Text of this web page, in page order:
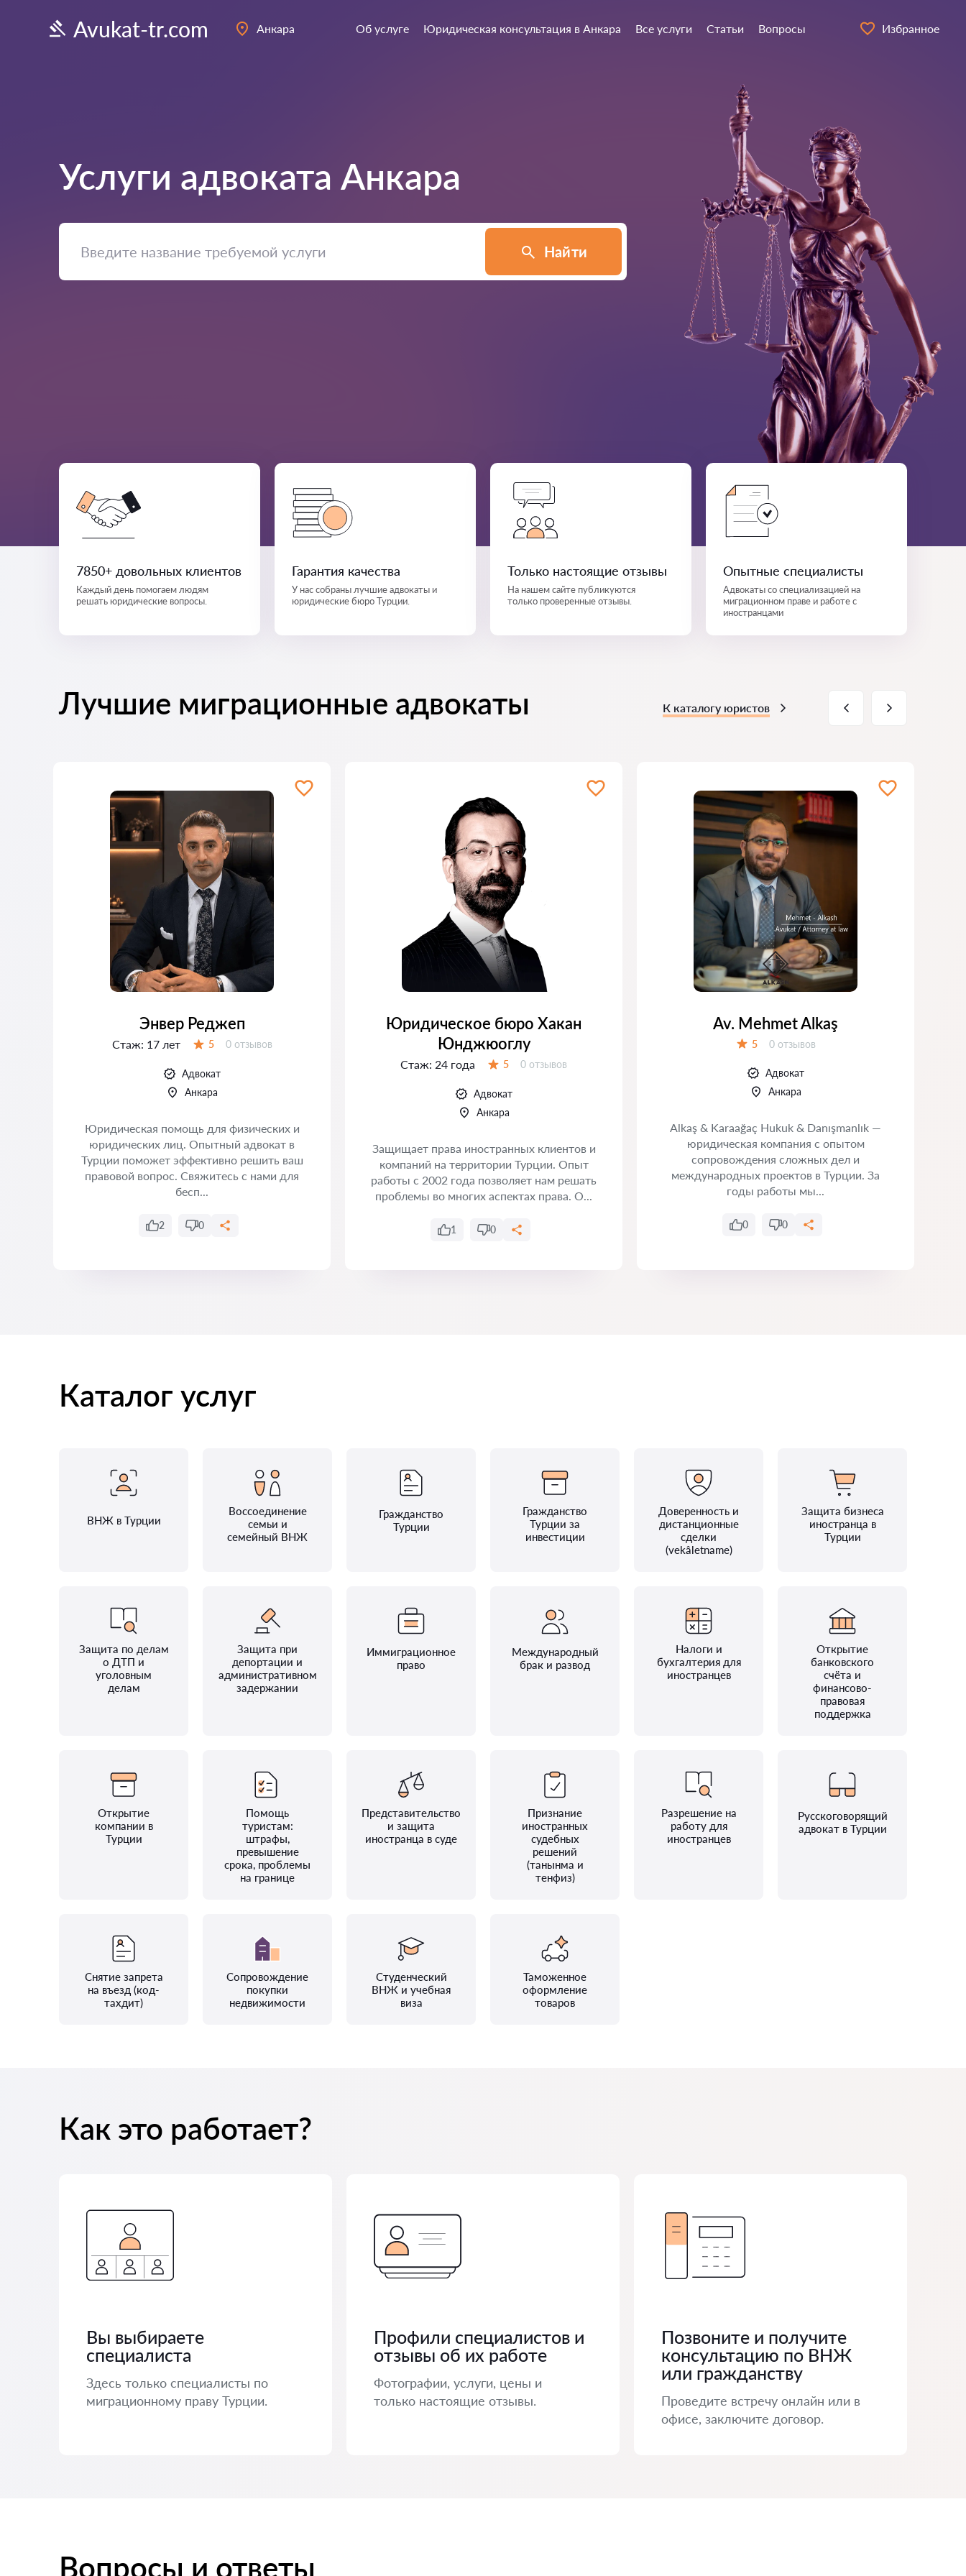
Avukat-tr.com Анкара Об услуге Юридическая консультация в Анкара Все услуги Статьи Вопросы Избранное
Услуги адвоката Анкара
Найти
7850+ довольных клиентов
Каждый день помогаем людям
решать юридические вопросы.
Гарантия качества
У нас собраны лучшие адвокаты и
юридические бюро Турции.
Только настоящие отзывы
На нашем сайте публикуются
только проверенные отзывы.
Опытные специалисты
Адвокаты со специализацией на
миграционном праве и работе с
иностранцами
Лучшие миграционные адвокаты К каталогу юристов
Энвер Реджеп
Стаж: 17 лет 5 Отзывов:
0 отзывов
Адвокат
Анкара
Юридическая помощь для физических и
юридических лиц. Опытный адвокат в
Турции поможет эффективно решить ваш
правовой вопрос. Свяжитесь с нами для
бесп...
2 0
Юридическое бюро Хакан
Юнджюоглу
Стаж: 24 года 5 Отзывов:
0 отзывов
Адвокат
Анкара
Защищает права иностранных клиентов и
компаний на территории Турции. Опыт
работы с 2002 года позволяет нам решать
проблемы во многих аспектах права. О...
1 0
Av. Mehmet Alkaş
5 Отзывов:
0 отзывов
Адвокат
Анкара
Alkaş & Karaağaç Hukuk & Danışmanlık —
юридическая компания с опытом
сопровождения сложных дел и
международных проектов в Турции. За
годы работы мы...
0 0
Каталог услуг
ВНЖ в Турции
Воссоединение
семьи и
семейный ВНЖ
Гражданство
Турции
Гражданство
Турции за
инвестиции
Доверенность и
дистанционные
сделки
(vekâletname)
Защита бизнеса
иностранца в
Турции
Защита по делам
о ДТП и
уголовным
делам
Защита при
депортации и
административном
задержании
Иммиграционное
право
Международный
брак и развод
Налоги и
бухгалтерия для
иностранцев
Открытие
банковского
счёта и
финансово-
правовая
поддержка
Открытие
компании в
Турции
Помощь
туристам:
штрафы,
превышение
срока, проблемы
на границе
Представительство
и защита
иностранца в суде
Признание
иностранных
судебных
решений
(танынма и
тенфиз)
Разрешение на
работу для
иностранцев
Русскоговорящий
адвокат в Турции
Снятие запрета
на въезд (код-
тахдит)
Сопровождение
покупки
недвижимости
Студенческий
ВНЖ и учебная
виза
Таможенное
оформление
товаров
Как это работает?
Вы выбираете
специалиста
Здесь только специалисты по
миграционному праву Турции.
Профили специалистов и
отзывы об их работе
Фотографии, услуги, цены и
только настоящие отзывы.
Позвоните и получите
консультацию по ВНЖ
или гражданству
Проведите встречу онлайн или в
офисе, заключите договор.
Вопросы и ответы